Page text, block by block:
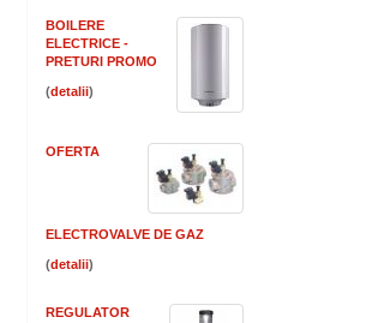
BOILERE
ELECTRICE -
PRETURI PROMO
( )
OFERTA
ELECTROVALVE DE GAZ
( )
REGULATOR